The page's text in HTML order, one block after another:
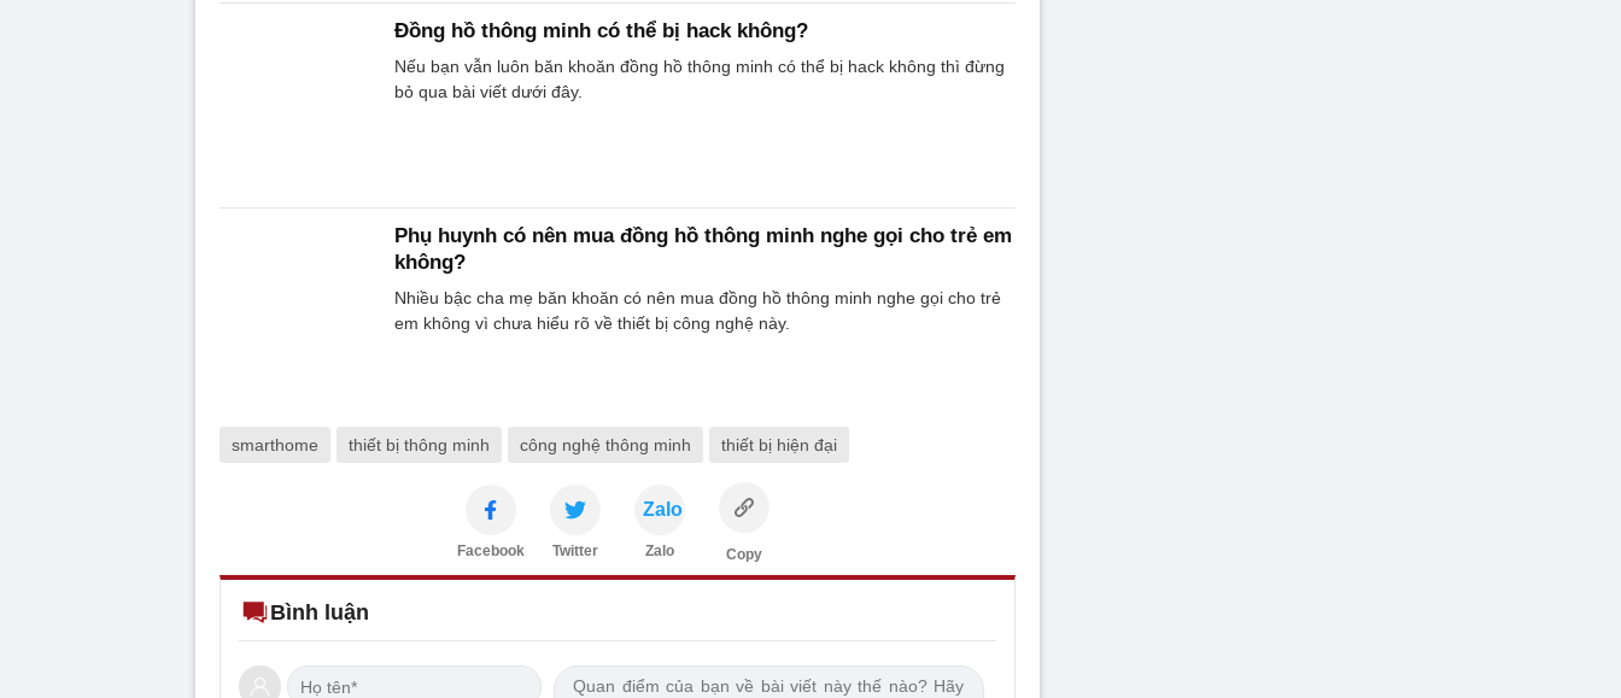
Đồng hồ thông minh có thể bị hack không?
Nếu bạn vẫn luôn băn khoăn đồng hồ thông minh có thể bị hack không thì đừng
bỏ qua bài viết dưới đây.
Phụ huynh có nên mua đồng hồ thông minh nghe gọi cho trẻ em
không?
Nhiều bậc cha mẹ băn khoăn có nên mua đồng hồ thông minh nghe gọi cho trẻ
em không vì chưa hiểu rõ về thiết bị công nghệ này.
smarthome thiết bị thông minh công nghệ thông minh thiết bị hiện đại
Facebook Twitter
Zalo
Zalo Copy
Bình luận